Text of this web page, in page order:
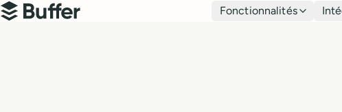
Navigation principale
Buffer
Fonctionnalités